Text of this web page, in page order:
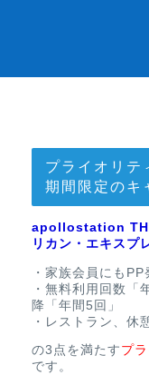
プライオリテ
期間限定のキ
apollostation
リカン・エキスプ
・家族会員にもPP
・無料利用回数
降「年間5回」
・レストラン、休
の3点を満たす プ
です。